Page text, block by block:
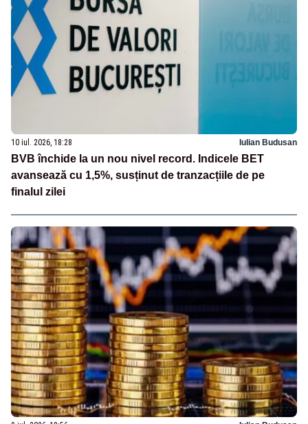
10 iul. 2026, 18:28 Iulian Budusan
BVB închide la un nou nivel record. Indicele BET
avansează cu 1,5%, susținut de tranzacțiile de pe
finalul zilei